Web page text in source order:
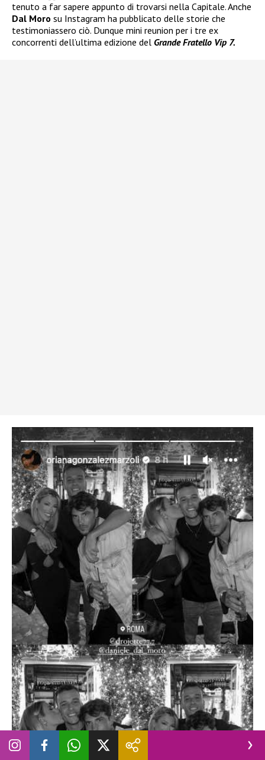
tenuto a far sapere appunto di trovarsi nella Capitale. Anche
Dal Moro su Instagram ha pubblicato delle storie che
testimoniassero ciò. Dunque mini reunion per i tre ex
concorrenti dell’ultima edizione del Grande Fratello Vip 7.